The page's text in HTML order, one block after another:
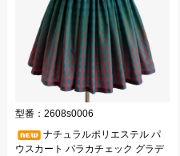
型番： 2608s0006
ナチュラルポリエステル パ
ウスカート パラカチェック グラデ